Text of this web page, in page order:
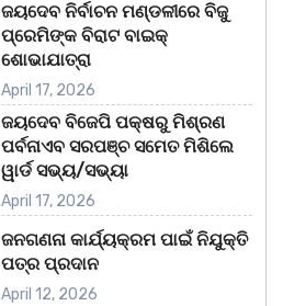
ଜୟଦେବ ନିର୍ବାଚନ ମଣ୍ଡଳୀରେ ବିଜୁ
ପ୍ରେମିଙ୍କ ବିରାଟ ବାଇକ୍
ଶୋଭାଯାତ୍ରା
April 17, 2026
ଜୟଦେବ ବିଜେପି ପକ୍ଷରୁ ମିଶ୍ରଣ
ପର୍ବନାଏବ ସରପଞ୍ଚ ସମେତ ମିଶିଲେ
ୱାର୍ଡ ସଭ୍ୟ/ସଭ୍ୟା
April 17, 2026
ଜନଗଣନା କାର୍ଯ୍ୟକ୍ରମ ପାଇଁ ନିଯୁକ୍ତି
ପତ୍ର ପ୍ରଦାନ
April 12, 2026